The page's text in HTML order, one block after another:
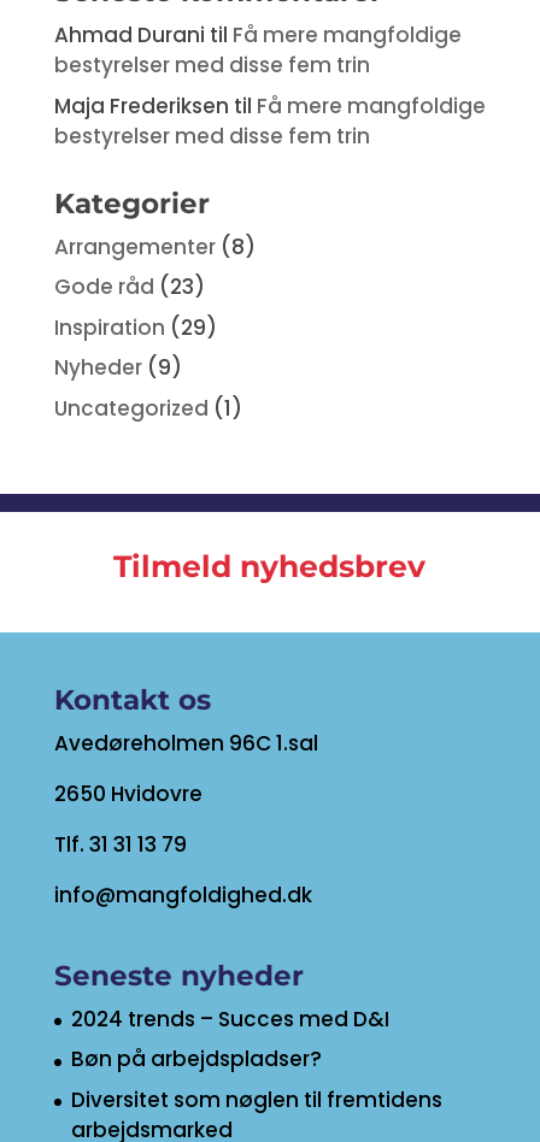
Ahmad Durani til Få mere mangfoldige
bestyrelser med disse fem trin
Maja Frederiksen til Få mere mangfoldige
bestyrelser med disse fem trin
Kategorier
Arrangementer(8)
Gode råd (23)
Inspiration (29)
Nyheder(9)
Uncategorized (1)
Tilmeld nyhedsbrev
Kontakt os
Avedøreholmen 96C 1.sal
2650 Hvidovre
Tlf. 31 31 13 79
info@mangfoldighed.dk
Seneste nyheder
2024 trends – Succes med D&I
Bøn på arbejdspladser?
Diversitet som nøglen til fremtidens
arbejdsmarked